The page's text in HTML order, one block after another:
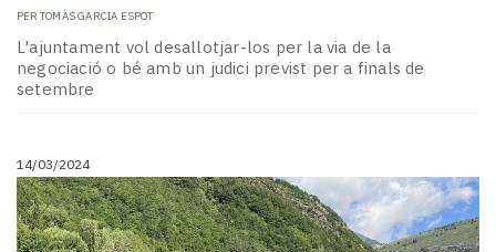
PER TOMÀS GARCIA ESPOT
L'ajuntament vol desallotjar-los per la via de la
negociació o bé amb un judici previst per a finals de
setembre
14/03/2024